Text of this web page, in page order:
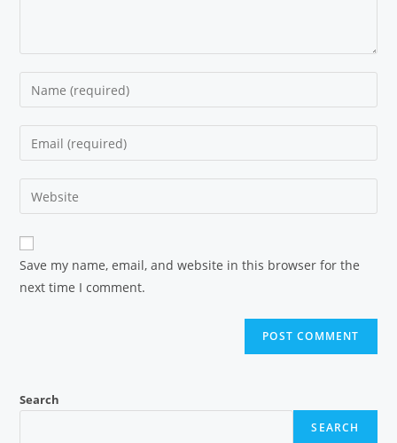
Save my name, email, and website in this browser for the
next time I comment.
Search
SEARCH